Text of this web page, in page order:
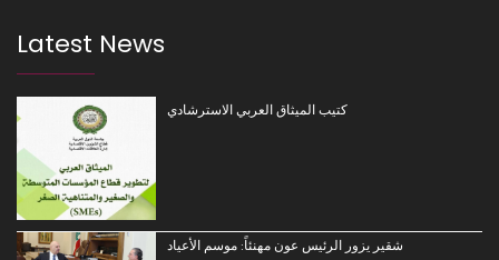
Latest News
كتيب الميثاق العربي الاسترشادي
شقير يزور الرئيس عون مهنئاً: موسم الأعياد